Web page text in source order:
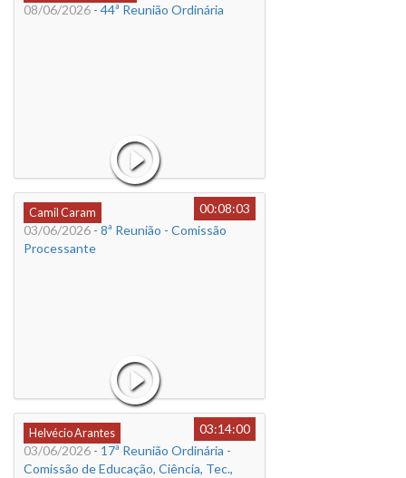
08/06/2026 - 44ª Reunião Ordinária
Camil Caram
00:08:03
03/06/2026 - 8ª Reunião - Comissão
Processante
Helvécio Arantes
03:14:00
03/06/2026 - 17ª Reunião Ordinária -
Comissão de Educação, Ciência, Tec.,